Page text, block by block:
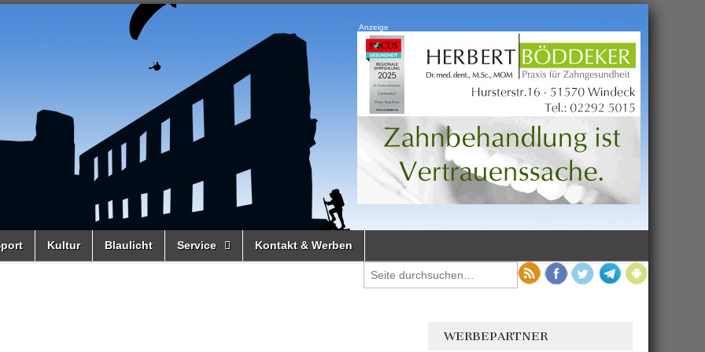
Anzeige
Kultur Blaulicht Service Kontakt & Werben
WERBEPARTNER